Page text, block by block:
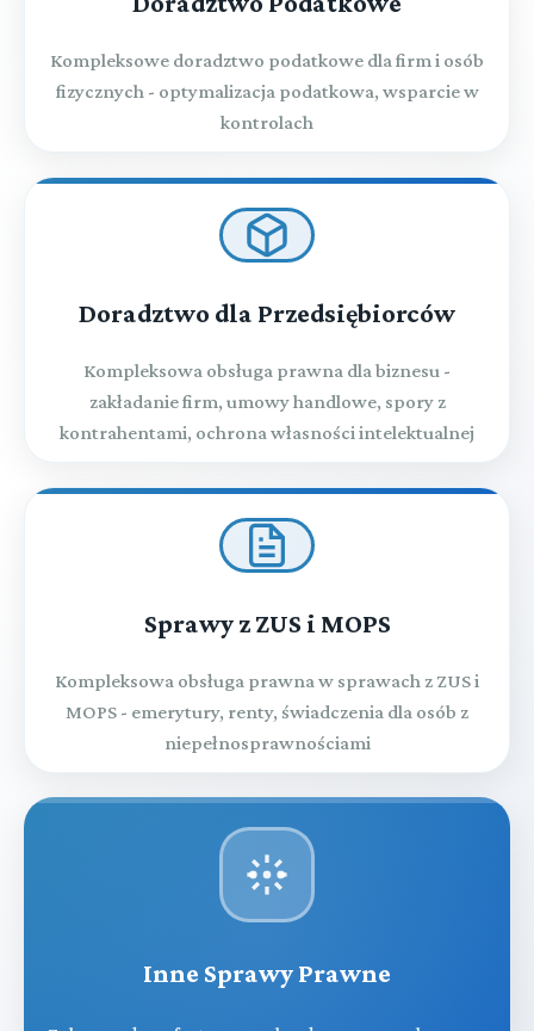
Kompleksowe doradztwo podatkowe dla firm i osób
fizycznych - optymalizacja podatkowa, wsparcie w
kontrolach
Doradztwo dla Przedsiębiorców
Kompleksowa obsługa prawna dla biznesu -
zakładanie firm, umowy handlowe, spory z
kontrahentami, ochrona własności intelektualnej
Sprawy z ZUS i MOPS
Kompleksowa obsługa prawna w sprawach z ZUS i
MOPS - emerytury, renty, świadczenia dla osób z
niepełnosprawnościami
Inne Sprawy Prawne